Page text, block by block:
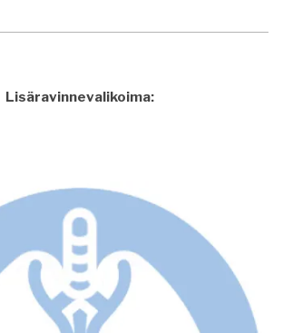
Lisäravinnevalikoima: